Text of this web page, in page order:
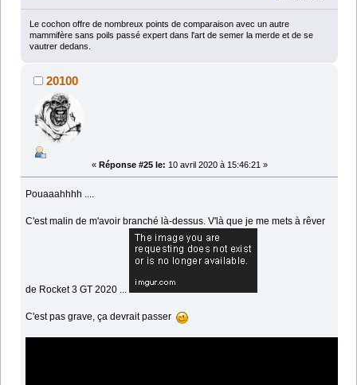
Le cochon offre de nombreux points de comparaison avec un autre
mammifère sans poils passé expert dans l'art de semer la merde et de se
vautrer dedans.
20100
« Réponse #25 le: 10 avril 2020 à 15:46:21 »
Pouaaahhhh ....
C'est malin de m'avoir branché là-dessus. V'là que je me mets à rêver
de Rocket 3 GT 2020 ...
C'est pas grave, ça devrait passer